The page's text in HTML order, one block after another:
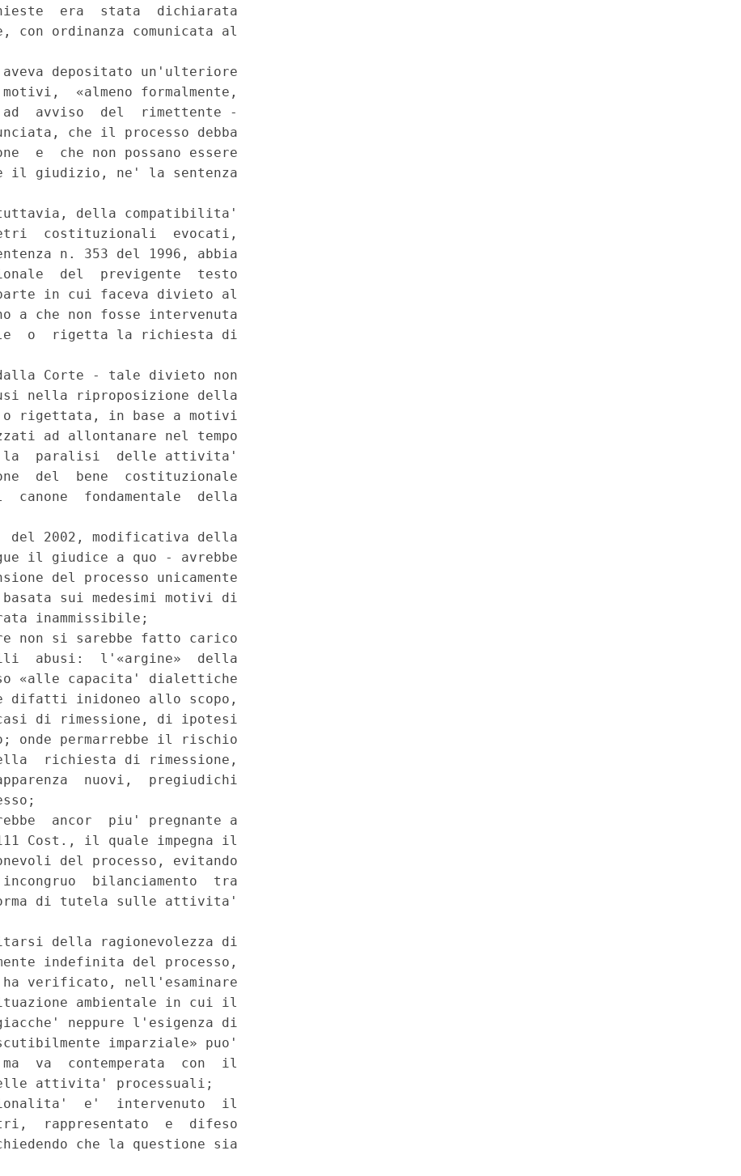
era  stata  dichiarata
con ordinanza comunicata al
depositato un'ulteriore
«almeno formalmente,
avviso  del  rimettente -
che il processo debba
e  che non possano essere
il giudizio, ne' la sentenza
della compatibilita'
costituzionali  evocati,
n. 353 del 1996, abbia
del  previgente  testo
in cui faceva divieto al
a che non fosse intervenuta
o  rigetta la richiesta di
Corte - tale divieto non
nella riproposizione della
rigettata, in base a motivi
ad allontanare nel tempo
la  paralisi  delle attivita'
del  bene  costituzionale
fondamentale  della
del 2002, modificativa della
il giudice a quo - avrebbe
del processo unicamente
sui medesimi motivi di
inammissibile;
non si sarebbe fatto carico
abusi:  l'«argine»  della
«alle capacita' dialettiche
difatti inidoneo allo scopo,
di rimessione, di ipotesi
onde permarrebbe il rischio
richiesta di rimessione,
nuovi,  pregiudichi
ancor  piu' pregnante a
Cost., il quale impegna il
del processo, evitando
bilanciamento  tra
di tutela sulle attivita'
della ragionevolezza di
indefinita del processo,
ha verificato, nell'esaminare
ambientale in cui il
neppure l'esigenza di
imparziale» puo'
va  contemperata  con  il
attivita' processuali;
e'  intervenuto  il
rappresentato  e  difeso
che la questione sia